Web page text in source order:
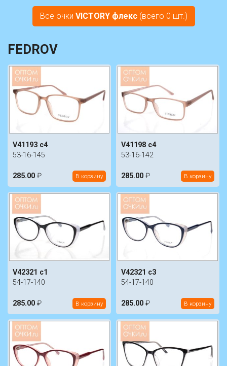
Все очки VICTORY флекс(всего 0 шт.)
FEDROV
V41193 c4
53-16-145
285.00 ₽ В корзину
V41198 c4
53-16-142
285.00 ₽ В корзину
V42321 c1
54-17-140
285.00 ₽ В корзину
V42321 c3
54-17-140
285.00 ₽ В корзину